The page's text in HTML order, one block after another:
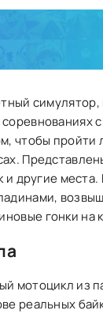
чтобы
другие
гонки на
мотоцикл из
реальных